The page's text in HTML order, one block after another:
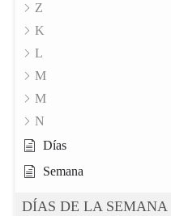
Z
K
L
M
M
N
Días
Semana
DÍAS DE LA SEMANA